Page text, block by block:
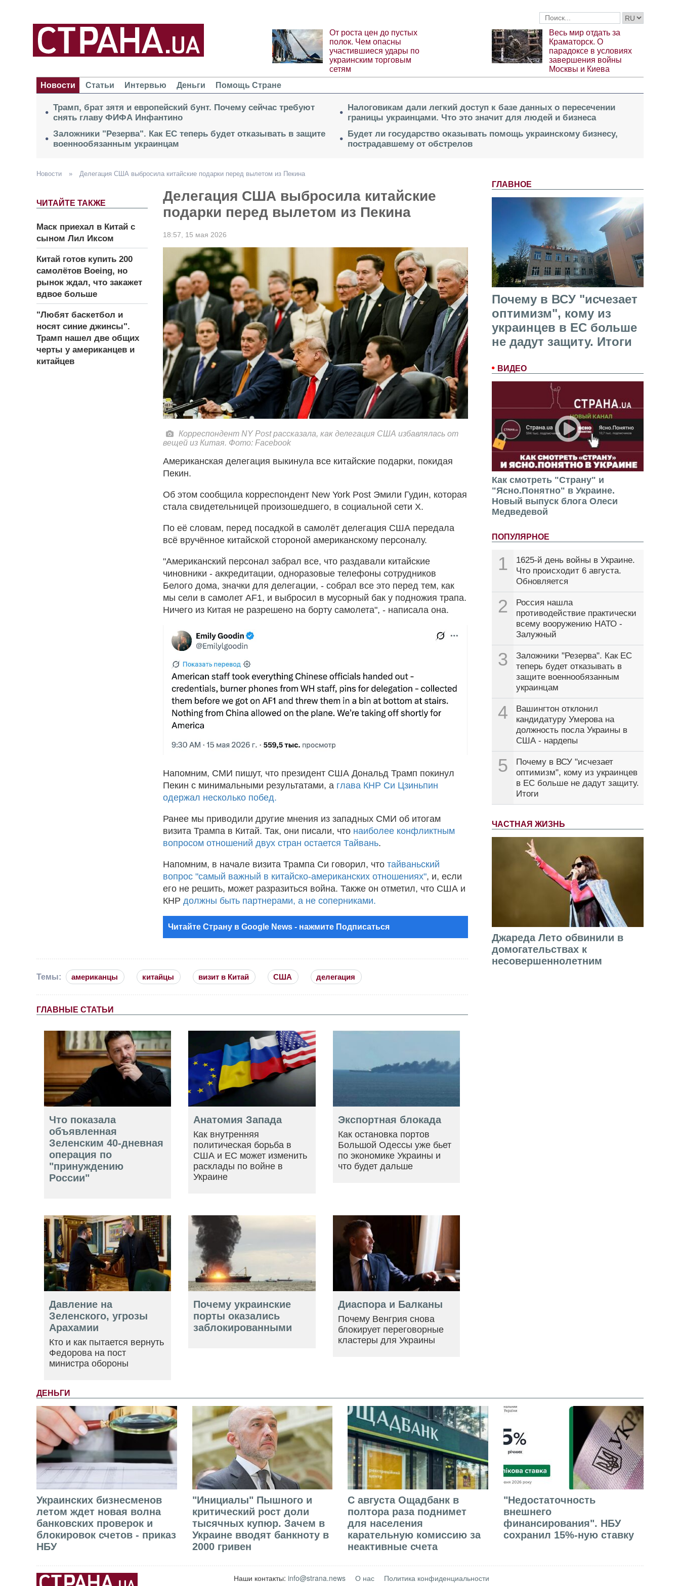
От роста цен до пустых
полок. Чем опасны
участившиеся удары по
украинским торговым
сетям
Весь мир отдать за
Краматорск. О
парадоксе в условиях
завершения войны
Москвы и Киева
Новости
Статьи Интервью Деньги Помощь Стране
Трамп, брат зятя и европейский бунт. Почему сейчас требуют
снять главу ФИФА Инфантино
Заложники "Резерва". Как ЕС теперь будет отказывать в защите
военнообязанным украинцам
Налоговикам дали легкий доступ к базе данных о пересечении
границы украинцами. Что это значит для людей и бизнеса
Будет ли государство оказывать помощь украинскому бизнесу,
пострадавшему от обстрелов
ГЛАВНОЕ
Почему в ВСУ "исчезает
оптимизм", кому из
украинцев в ЕС больше
не дадут защиту. Итоги
ВИДЕО
Как смотреть "Страну" и
"Ясно.Понятно" в Украине.
Новый выпуск блога Олеси
Медведевой
ПОПУЛЯРНОЕ
1
1625-й день войны в Украине.
Что происходит 6 августа.
Обновляется
2
Россия нашла
противодействие практически
всему вооружению НАТО -
Залужный
3
Заложники "Резерва". Как ЕС
теперь будет отказывать в
защите военнообязанным
украинцам
4
Вашингтон отклонил
кандидатуру Умерова на
должность посла Украины в
США - нардепы
5
Почему в ВСУ "исчезает
оптимизм", кому из украинцев
в ЕС больше не дадут защиту.
Итоги
ЧАСТНАЯ ЖИЗНЬ
Джареда Лето обвинили в
домогательствах к
несовершеннолетним
Новости » Делегация США выбросила китайские подарки перед вылетом из Пекина
ЧИТАЙТЕ ТАКЖЕ
Маск приехал в Китай с
сыном Лил Иксом
Китай готов купить 200
самолётов Boeing, но
рынок ждал, что закажет
вдвое больше
"Любят баскетбол и
носят синие джинсы".
Трамп нашел две общих
черты у американцев и
китайцев
Делегация США выбросила китайские
подарки перед вылетом из Пекина
18:57, 15 мая 2026
Корреспондент NY Post рассказала, как делегация США избавлялась от
вещей из Китая. Фото: Facebook
Американская делегация выкинула все китайские подарки, покидая
Пекин.
Об этом сообщила корреспондент New York Post Эмили Гудин, которая
стала свидетельницей произошедшего, в социальной сети Х.
По её словам, перед посадкой в самолёт делегация США передала
всё вручённое китайской стороной американскому персоналу.
"Американский персонал забрал все, что раздавали китайские
чиновники - аккредитации, одноразовые телефоны сотрудников
Белого дома, значки для делегации, - собрал все это перед тем, как
мы сели в самолет AF1, и выбросил в мусорный бак у подножия трапа.
Ничего из Китая не разрешено на борту самолета", - написала она.
Напомним, СМИ пишут, что президент США Дональд Трамп покинул
Пекин с минимальными результатами, а глава КНР Си Цзиньпин
одержал несколько побед.
Ранее мы приводили другие мнения из западных СМИ об итогам
визита Трампа в Китай. Так, они писали, что наиболее конфликтным
вопросом отношений двух стран остается Тайвань.
Напомним, в начале визита Трампа Си говорил, что тайваньский
вопрос "самый важный в китайско-американских отношениях", и, если
его не решить, может разразиться война. Также он отметил, что США и
КНР должны быть партнерами, а не соперниками.
Читайте Страну в Google News - нажмите Подписаться
Темы: американцы китайцы визит в Китай США делегация
ГЛАВНЫЕ СТАТЬИ
Что показала
объявленная
Зеленским 40-дневная
операция по
"принуждению
России"
Анатомия Запада
Как внутренняя
политическая борьба в
США и ЕС может изменить
расклады по войне в
Украине
Экспортная блокада
Как остановка портов
Большой Одессы уже бьет
по экономике Украины и
что будет дальше
Давление на
Зеленского, угрозы
Арахамии
Кто и как пытается вернуть
Федорова на пост
министра обороны
Почему украинские
порты оказались
заблокированными
Диаспора и Балканы
Почему Венгрия снова
блокирует переговорные
кластеры для Украины
ДЕНЬГИ
Украинских бизнесменов
летом ждет новая волна
банковских проверок и
блокировок счетов - приказ
НБУ
"Инициалы" Пышного и
критический рост доли
тысячных купюр. Зачем в
Украине вводят банкноту в
2000 гривен
С августа Ощадбанк в
полтора раза поднимет
для населения
карательную комиссию за
неактивные счета
"Недостаточность
внешнего
финансирования". НБУ
сохранил 15%-ную ставку
Наши контакты: info@strana.news О нас
Политика конфиденциальности